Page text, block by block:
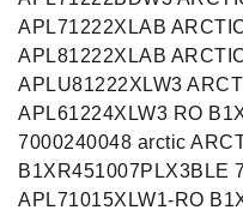
APL71222XLAB
APL81222XLAB
APLU81222XLW3
APL61224XLW3 RO
7000240048 arctic
B1XR451007PLX3BLE
APL71015XLW1-RO